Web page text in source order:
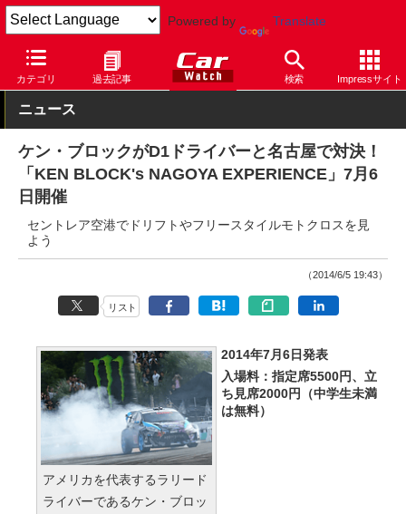
Powered by Translate
カテゴリ 過去記事 検索 Impressサイト
Car Watch モータースポーツ その他
ニュース
ケン・ブロックがD1ドライバーと名古屋で対決！
「KEN BLOCK's NAGOYA EXPERIENCE」7月6
日開催
セントレア空港でドリフトやフリースタイルモトクロスを見
よう
（2014/6/5 19:43）
リスト
アメリカを代表するラリード
ライバーであるケン・ブロッ
2014年7月6日発表
入場料：指定席5500円、立
ち見席2000円（中学生未満
は無料）